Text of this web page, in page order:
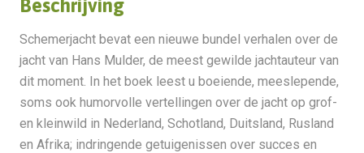
Beschrijving
Schemerjacht bevat een nieuwe bundel verhalen over de
jacht van Hans Mulder, de meest gewilde jachtauteur van
dit moment. In het boek leest u boeiende, meeslepende,
soms ook humorvolle vertellingen over de jacht op grof-
en kleinwild in Nederland, Schotland, Duitsland, Rusland
en Afrika; indringende getuigenissen over succes en